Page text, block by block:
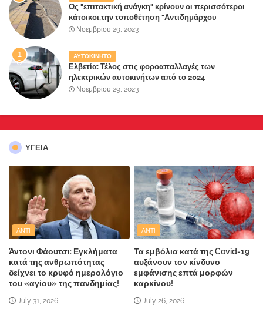
Ως "επιτακτική ανάγκη" κρίνουν οι περισσότεροι
κάτοικοι,την τοποθέτηση "Αντιδημάρχου
Παραλιακής Ζώνης" στο Δήμο Μάνδρας-Ειδυλλίας!
Νοεμβρίου 29, 2023
ΑΥΤΟΚΙΝΗΤΟ
Ελβετία: Τέλος στις φοροαπαλλαγές των
ηλεκτρικών αυτοκινήτων από το 2024
Νοεμβρίου 29, 2023
ΥΓΕΙΑ
ANTI
Άντονι Φάουτσι: Εγκλήματα
κατά της ανθρωπότητας
δείχνει το κρυφό ημερολόγιο
του «αγίου» της πανδημίας!
July 31, 2026
ANTI
Τα εμβόλια κατά της Covid-19
αυξάνουν τον κίνδυνο
εμφάνισης επτά μορφών
καρκίνου!
July 26, 2026